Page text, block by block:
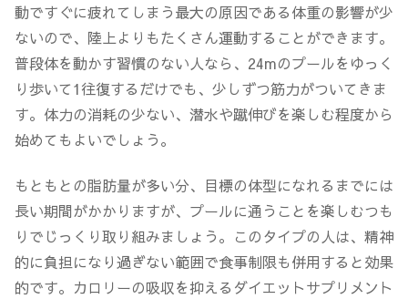
動ですぐに疲れてしまう最大の原因である体重の影響が少
ないので、陸上よりもたくさん運動することができます。
普段体を動かす習慣のない人なら、24mのプールをゆっく
り歩いて1往復するだけでも、少しずつ筋力がついてきま
す。体力の消耗の少ない、潜水や蹴伸びを楽しむ程度から
始めてもよいでしょう。
もともとの脂肪量が多い分、目標の体型になれるまでには
長い期間がかかりますが、プールに通うことを楽しむつも
りでじっくり取り組みましょう。このタイプの人は、精神
的に負担になり過ぎない範囲で食事制限も併用すると効果
的です。カロリーの吸収を抑えるダイエットサプリメント